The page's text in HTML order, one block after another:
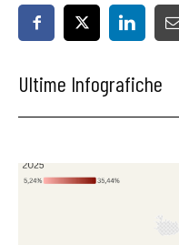
Ultime Infografiche